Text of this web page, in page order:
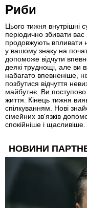
Риби
Цього тижня внутрішні
періодично збивати
продовжують впливати
у вашому знаку на
допоможе відчути
деякі труднощі, але ви
набагато впевненіше,
позбутися відчуття
майбутнє. Ви поступово
життя. Кінець тижня
спілкуванням. Нові
сімейних зв'язків
спокійніше і щасливіше.